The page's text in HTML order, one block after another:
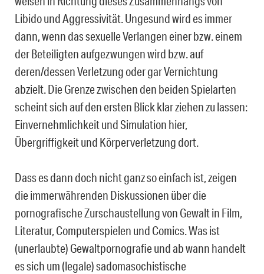
Libido und Aggressivität. Ungesund wird es immer
dann, wenn das sexuelle Verlangen einer bzw. einem
der Beteiligten aufgezwungen wird bzw. auf
deren/dessen Verletzung oder gar Vernichtung
abzielt. Die Grenze zwischen den beiden Spielarten
scheint sich auf den ersten Blick klar ziehen zu lassen:
Einvernehmlichkeit und Simulation hier,
Übergriffigkeit und Körperverletzung dort.
Dass es dann doch nicht ganz so einfach ist, zeigen
die immerwährenden Diskussionen über die
pornografische Zurschaustellung von Gewalt in Film,
Literatur, Computerspielen und Comics. Was ist
(unerlaubte) Gewaltpornografie und ab wann handelt
es sich um (legale) sadomasochistische